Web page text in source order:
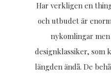
Har verkligen en
och utbudet är
nykomlingar
designklassiker, som
längden ändå. De